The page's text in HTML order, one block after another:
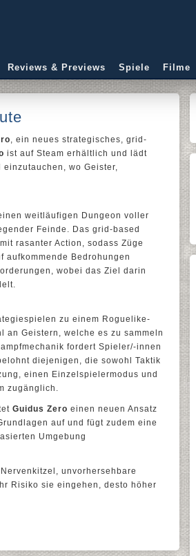
Reviews & Previews Spiele Filme
, ein neues strategisches, grid-
ist auf Steam erhältlich und lädt
wo Geister,
weitläufigen Dungeon voller
Feinde. Das grid-based
rasanter Action, sodass Züge
Bedrohungen
wobei das Ziel darin
zu einem Roguelike-
Geistern, welche es zu sammeln
fordert Spieler/-innen
diejenigen, die sowohl Taktik
einen Einzelspielermodus und
zugänglich.
Guidus Zero einen neuen Ansatz
auf und fügt zudem eine
Umgebung
unvorhersehbare
Risiko sie eingehen, desto höher